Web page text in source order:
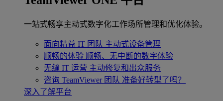
一站式畅享主动式数字化工作场所管理和优化体验。
面向精益 IT 团队 主动式设备管理
顺畅的体验 顺畅、无中断的数字体验
无缝 IT 运营 主动修复和出众服务
咨询 TeamViewer 团队 准备好转型了吗？
深入了解平台